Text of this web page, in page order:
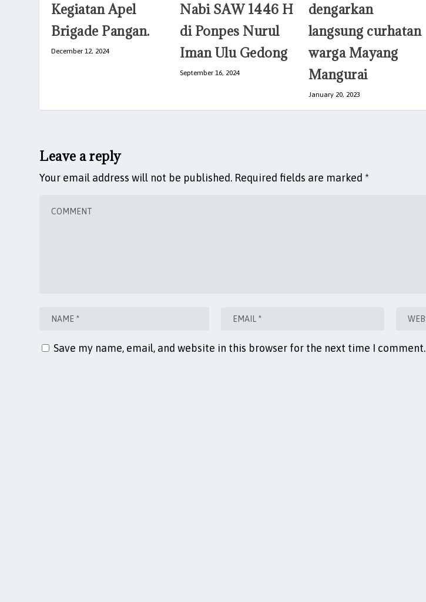
Kegiatan Apel
Brigade Pangan.
December 12, 2024
Nabi SAW 1446 H
di Ponpes Nurul
Iman Ulu Gedong
September 16, 2024
dengarkan
langsung curhatan
warga Mayang
Mangurai
January 20, 2023
Leave a reply
Your email address will not be published. Required fields are marked *
Save my name, email, and website in this browser for the next time I comment.